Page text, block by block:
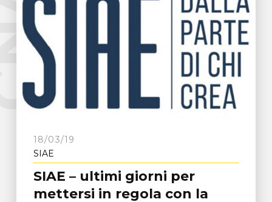
18/03/19
SIAE
SIAE – ultimi giorni per
mettersi in regola con la